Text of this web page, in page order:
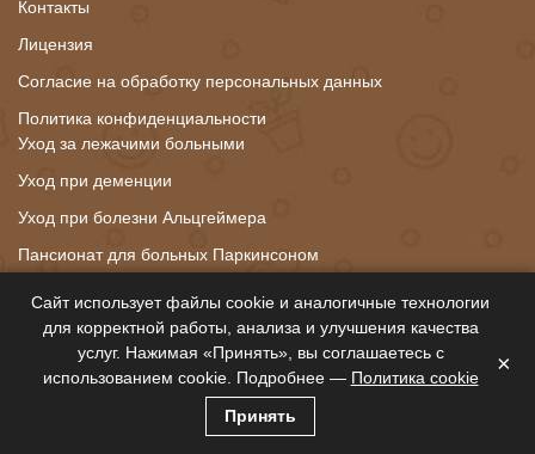
Контакты
Лицензия
Согласие на обработку персональных данных
Политика конфиденциальности
Уход за лежачими больными
Уход при деменции
Уход при болезни Альцгеймера
Пансионат для больных Паркинсоном
Уход за пожилыми с гипертонией
Восстановление после инсульта
Уход за пожилыми со старческим слабоумием
Уход за пожилыми с сахарным диабетом
Сайт использует файлы cookie и аналогичные технологии
для корректной работы, анализа и улучшения качества
услуг. Нажимая «Принять», вы соглашаетесь с
использованием cookie. Подробнее — Политика cookie
Принять
×